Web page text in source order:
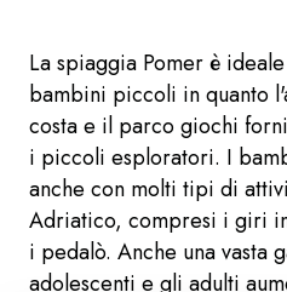
La spiaggia Pomer è
bambini piccoli in quanto
costa e il parco giochi
i piccoli esploratori. I
anche con molti tipi di
Adriatico, compresi i giri
i pedalò. Anche una vasta
adolescenti e gli adulti